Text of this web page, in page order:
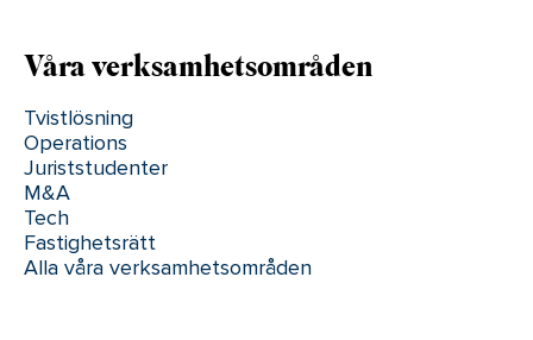
Våra verksamhetsområden
Tvistlösning
Operations
Juriststudenter
M&A
Tech
Fastighetsrätt
Alla våra verksamhetsområden